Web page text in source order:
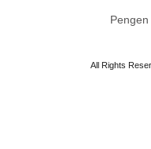
All Rights